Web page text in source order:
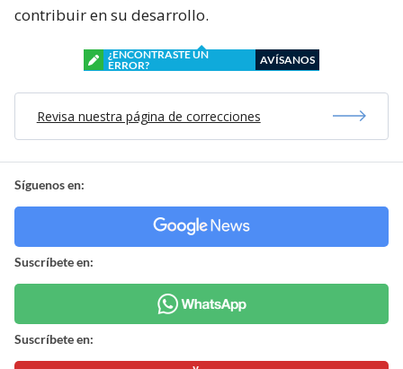
contribuir en su desarrollo.
¿ENCONTRASTE UN
ERROR?
AVÍSANOS
Revisa nuestra página de correcciones
Síguenos en:
Suscríbete en:
Suscríbete en: